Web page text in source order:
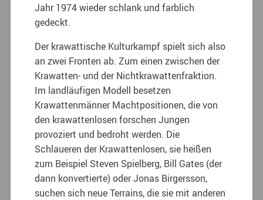
Jahr 1974 wieder schlank und farblich
gedeckt.
Der krawattische Kulturkampf spielt sich also
an zwei Fronten ab. Zum einen zwischen der
Krawatten- und der Nichtkrawattenfraktion.
Im landläufigen Modell besetzen
Krawattenmänner Machtpositionen, die von
den krawattenlosen forschen Jungen
provoziert und bedroht werden. Die
Schlaueren der Krawattenlosen, sie heißen
zum Beispiel Steven Spielberg, Bill Gates (der
dann konvertierte) oder Jonas Birgersson,
suchen sich neue Terrains, die sie mit anderen